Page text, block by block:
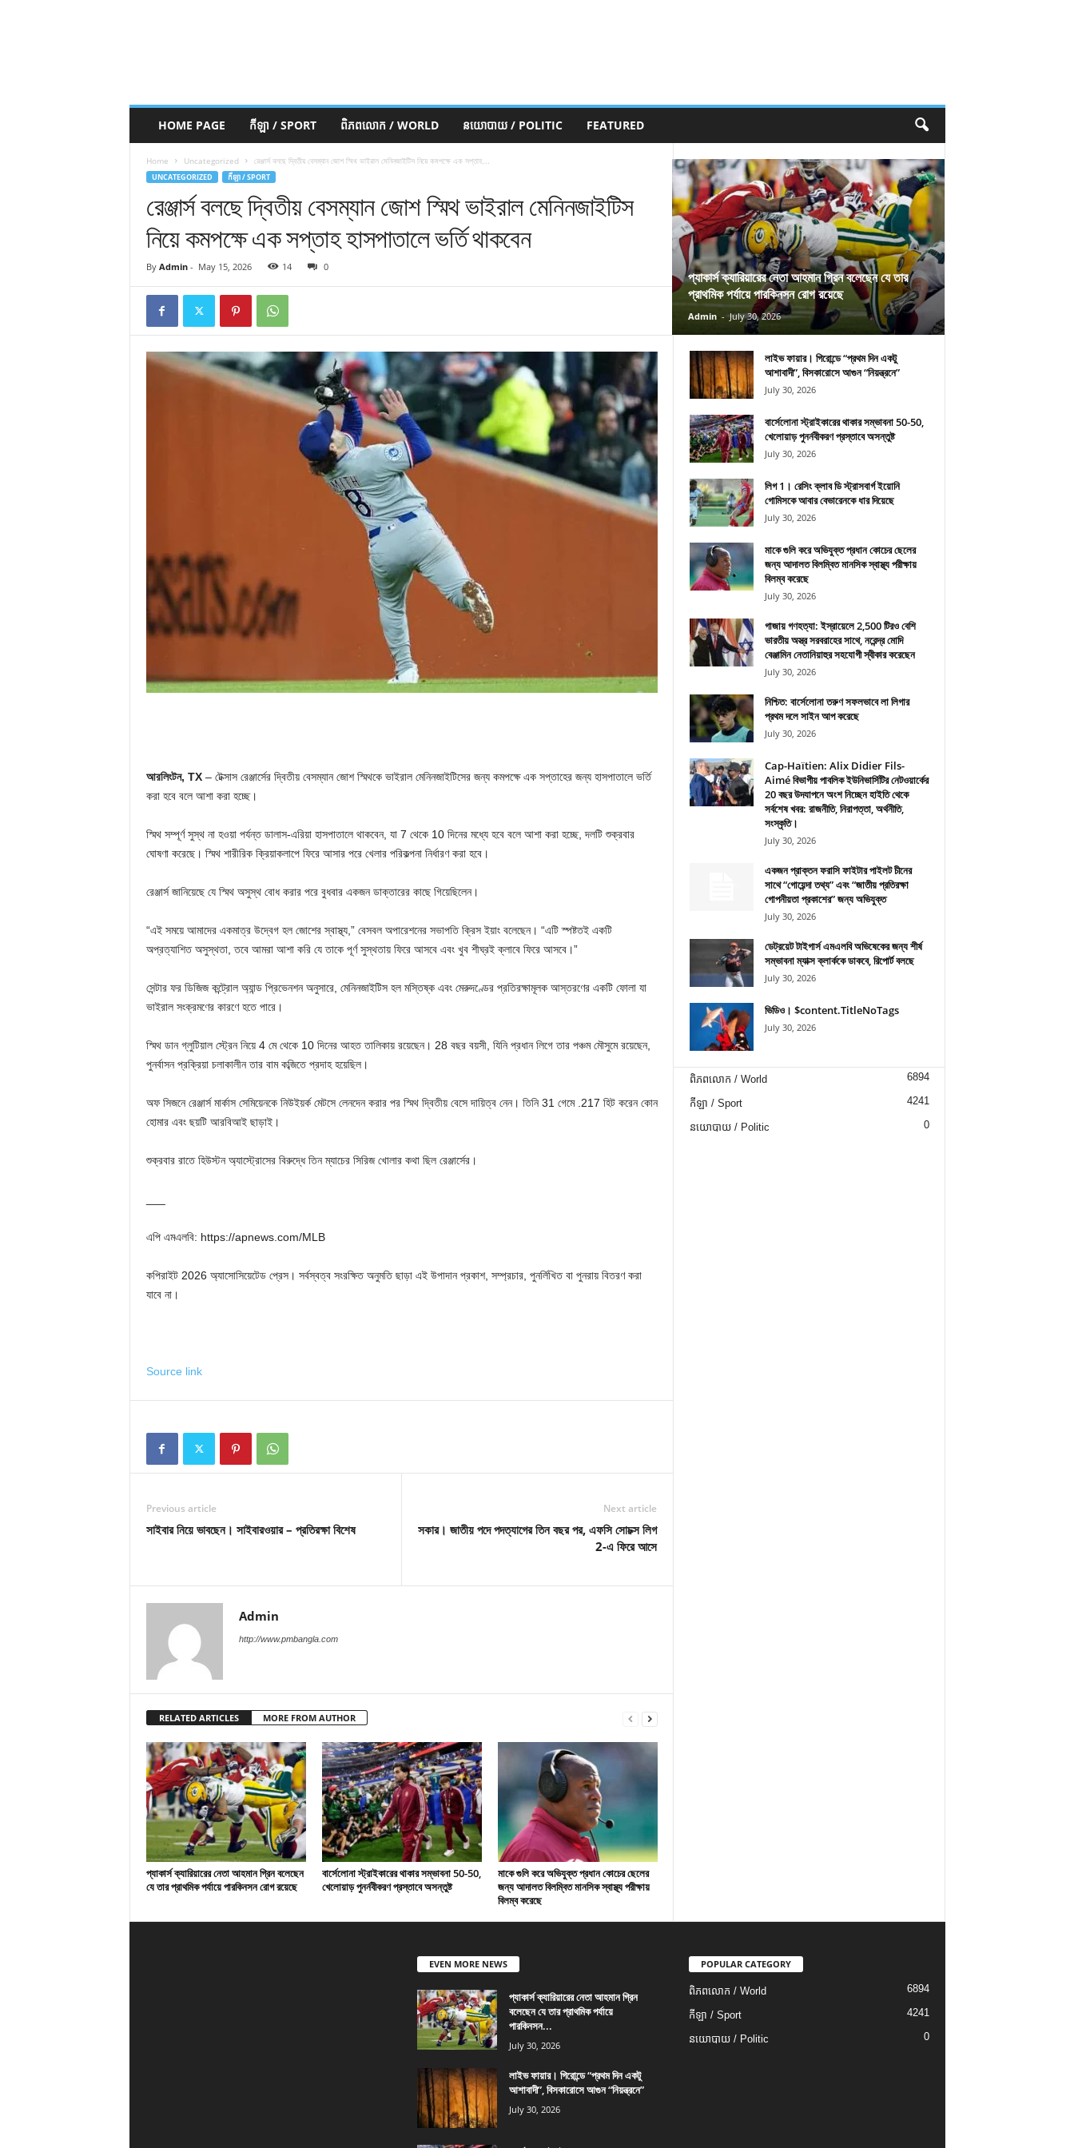
HOME PAGE កីឡា / SPORT ពិភពលោក / WORLD នយោបាយ / POLITIC FEATURED
Home Uncategorized রেঞ্জার্স বলছে দ্বিতীয় বেসম্যান জোশ স্মিথ ভাইরাল মেনিনজাইটিস নিয়ে কমপক্ষে এক সপ্তাহ...
UNCATEGORIZED កីឡា / SPORT
রেঞ্জার্স বলছে দ্বিতীয় বেসম্যান জোশ স্মিথ ভাইরাল মেনিনজাইটিস
নিয়ে কমপক্ষে এক সপ্তাহ হাসপাতালে ভর্তি থাকবেন
By Admin- May 15, 2026 14 0
আরলিংটন, TX– টেক্সাস রেঞ্জার্সের দ্বিতীয় বেসম্যান জোশ স্মিথকে ভাইরাল মেনিনজাইটিসের জন্য কমপক্ষে এক সপ্তাহের জন্য হাসপাতালে ভর্তি
করা হবে বলে আশা করা হচ্ছে।
স্মিথ সম্পূর্ণ সুস্থ না হওয়া পর্যন্ত ডালাস-এরিয়া হাসপাতালে থাকবেন, যা 7 থেকে 10 দিনের মধ্যে হবে বলে আশা করা হচ্ছে, দলটি শুক্রবার
ঘোষণা করেছে। স্মিথ শারীরিক ক্রিয়াকলাপে ফিরে আসার পরে খেলার পরিকল্পনা নির্ধারণ করা হবে।
রেঞ্জার্স জানিয়েছে যে স্মিথ অসুস্থ বোধ করার পরে বুধবার একজন ডাক্তারের কাছে গিয়েছিলেন।
“এই সময়ে আমাদের একমাত্র উদ্বেগ হল জোশের স্বাস্থ্য,” বেসবল অপারেশনের সভাপতি ক্রিস ইয়াং বলেছেন। “এটি স্পষ্টতই একটি
অপ্রত্যাশিত অসুস্থতা, তবে আমরা আশা করি যে তাকে পূর্ণ সুস্থতায় ফিরে আসবে এবং খুব শীঘ্রই ক্লাবে ফিরে আসবে।”
সেন্টার ফর ডিজিজ কন্ট্রোল অ্যান্ড প্রিভেনশন অনুসারে, মেনিনজাইটিস হল মস্তিষ্ক এবং মেরুদণ্ডের প্রতিরক্ষামূলক আস্তরণের একটি ফোলা যা
ভাইরাল সংক্রমণের কারণে হতে পারে।
স্মিথ ডান গ্লুটিয়াল স্ট্রেন নিয়ে 4 মে থেকে 10 দিনের আহত তালিকায় রয়েছেন। 28 বছর বয়সী, যিনি প্রধান লিগে তার পঞ্চম মৌসুমে রয়েছেন,
পুনর্বাসন প্রক্রিয়া চলাকালীন তার বাম কব্জিতে প্রদাহ হয়েছিল।
অফ সিজনে রেঞ্জার্স মার্কাস সেমিয়েনকে নিউইয়র্ক মেটসে লেনদেন করার পর স্মিথ দ্বিতীয় বেসে দায়িত্ব নেন। তিনি 31 গেমে .217 হিট করেন কোন
হোমার এবং ছয়টি আরবিআই ছাড়াই।
শুক্রবার রাতে হিউস্টন অ্যাস্ট্রোসের বিরুদ্ধে তিন ম্যাচের সিরিজ খোলার কথা ছিল রেঞ্জার্সের।
এপি এমএলবি: https://apnews.com/MLB
কপিরাইট 2026 অ্যাসোসিয়েটেড প্রেস। সর্বস্বত্ব সংরক্ষিত অনুমতি ছাড়া এই উপাদান প্রকাশ, সম্প্রচার, পুনর্লিখিত বা পুনরায় বিতরণ করা
যাবে না।
Source link
Previous article
সাইবার নিয়ে ভাবছেন। সাইবারওয়ার – প্রতিরক্ষা বিশেষ
Next article
সকার। জাতীয় পদে পদত্যাগের তিন বছর পর, এফসি সোচক্স লিগ
2-এ ফিরে আসে
Admin
http://www.pmbangla.com
RELATED ARTICLES MORE FROM AUTHOR
প্যাকার্স ক্যারিয়ারের নেতা আহমান গ্রিন বলেছেন
যে তার প্রাথমিক পর্যায়ে পারকিনসন রোগ রয়েছে
বার্সেলোনা স্ট্রাইকারের থাকার সম্ভাবনা 50-50,
খেলোয়াড় পুনর্নবীকরণ প্রস্তাবে অসন্তুষ্ট
মাকে গুলি করে অভিযুক্ত প্রধান কোচের ছেলের
জন্য আদালত বিলম্বিত মানসিক স্বাস্থ্য পরীক্ষায়
বিলম্ব করেছে
প্যাকার্স ক্যারিয়ারের নেতা আহমান গ্রিন বলেছেন যে তার
প্রাথমিক পর্যায়ে পারকিনসন রোগ রয়েছে
Admin - July 30, 2026
লাইভ ফায়ার। গিরোন্ডে “প্রথম দিন একটু
আশাবাদী”, বিসকারোসে আগুন “নিয়ন্ত্রনে”
July 30, 2026
বার্সেলোনা স্ট্রাইকারের থাকার সম্ভাবনা 50-50,
খেলোয়াড় পুনর্নবীকরণ প্রস্তাবে অসন্তুষ্ট
July 30, 2026
লিগ 1। রেসিং ক্লাব ডি স্ট্রাসবার্গ ইয়োনি
গোমিসকে আবার বেভারেনকে ধার দিয়েছে
July 30, 2026
মাকে গুলি করে অভিযুক্ত প্রধান কোচের ছেলের
জন্য আদালত বিলম্বিত মানসিক স্বাস্থ্য পরীক্ষায়
বিলম্ব করেছে
July 30, 2026
গাজায় গণহত্যা: ইস্রায়েলে 2,500 টিরও বেশি
ভারতীয় অস্ত্র সরবরাহের সাথে, নরেন্দ্র মোদি
বেঞ্জামিন নেতানিয়াহুর সহযোগী স্বীকার করেছেন
July 30, 2026
নিশ্চিত: বার্সেলোনা তরুণ সফলভাবে লা লিগার
প্রথম দলে সাইন আপ করেছে
July 30, 2026
Cap-Haïtien: Alix Didier Fils-
Aimé বিভাগীয় পাবলিক ইউনিভার্সিটির নেটওয়ার্কের
20 বছর উদযাপনে অংশ নিচ্ছেন হাইতি থেকে
সর্বশেষ খবর: রাজনীতি, নিরাপত্তা, অর্থনীতি,
সংস্কৃতি।
July 30, 2026
একজন প্রাক্তন ফরাসি ফাইটার পাইলট চীনের
সাথে “গোয়েন্দা তথ্য” এবং “জাতীয় প্রতিরক্ষা
গোপনীয়তা প্রকাশের” জন্য অভিযুক্ত
July 30, 2026
ডেট্রয়েট টাইগার্স এমএলবি অভিষেকের জন্য শীর্ষ
সম্ভাবনা ম্যাক্স ক্লার্ককে ডাকবে, রিপোর্ট বলছে
July 30, 2026
ভিডিও। $content.TitleNoTags
July 30, 2026
ពិភពលោក / World 6894
កីឡា / Sport 4241
នយោបាយ / Politic 0
EVEN MORE NEWS
প্যাকার্স ক্যারিয়ারের নেতা আহমান গ্রিন
বলেছেন যে তার প্রাথমিক পর্যায়ে
পারকিনসন...
July 30, 2026
লাইভ ফায়ার। গিরোন্ডে “প্রথম দিন একটু
আশাবাদী”, বিসকারোসে আগুন “নিয়ন্ত্রনে”
July 30, 2026
POPULAR CATEGORY
ពិភពលោក / World 6894
កីឡា / Sport 4241
នយោបាយ / Politic 0